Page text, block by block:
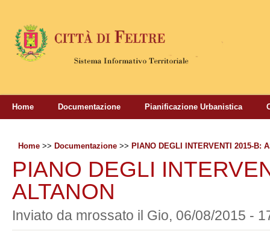
Home Documentazione Pianificazione Urbanistica
Home >> Documentazione >> PIANO DEGLI INTERVENTI 2015-B:
PIANO DEGLI
ALTANON
Inviato da mrossato il Gio, 06/08/2015 -